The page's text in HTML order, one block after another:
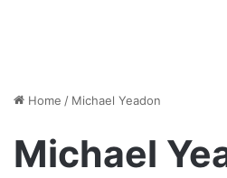
Home / Michael Yeadon
Michael